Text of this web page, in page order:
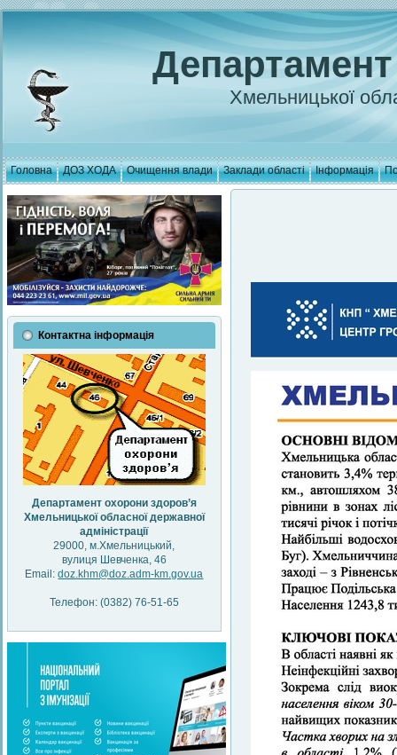
Хмельницької
Головна ДОЗ ХОДА Очищення влади Заклади області Інформація
Контактна інформація
Департамент охорони здоров’я
Хмельницької обласної державної
адміністрації
29000, м.Хмельницький,
вулиця Шевченка, 46
Email:doz.khm@doz.adm-km.gov.ua
Телефон: (0382) 76-51-65